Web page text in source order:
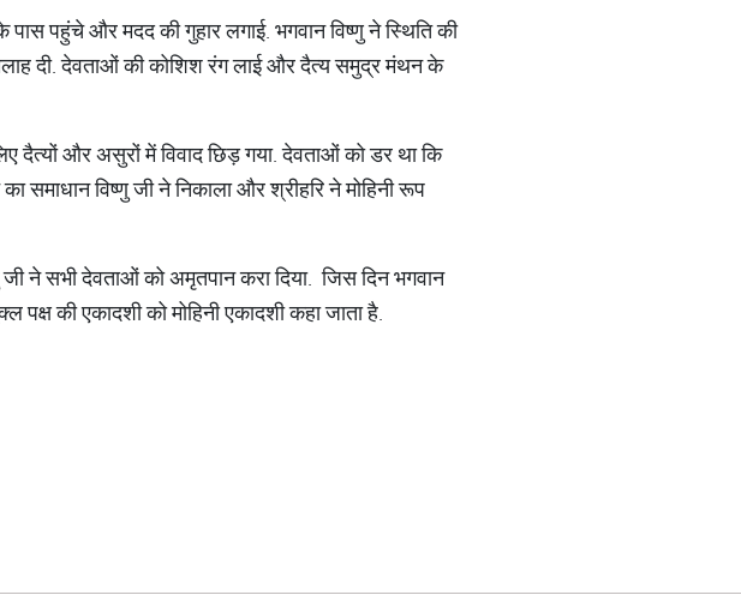
पहुंचे और मदद की गुहार लगाई. भगवान विष्णु ने स्थिति की
दी. देवताओं की कोशिश रंग लाई और दैत्य समुद्र मंथन के
और असुरों में विवाद छिड़ गया. देवताओं को डर था कि
समाधान विष्णु जी ने निकाला और श्रीहरि ने मोहिनी रूप
ने सभी देवताओं को अमृतपान करा दिया. जिस दिन भगवान
पक्ष की एकादशी को मोहिनी एकादशी कहा जाता है.